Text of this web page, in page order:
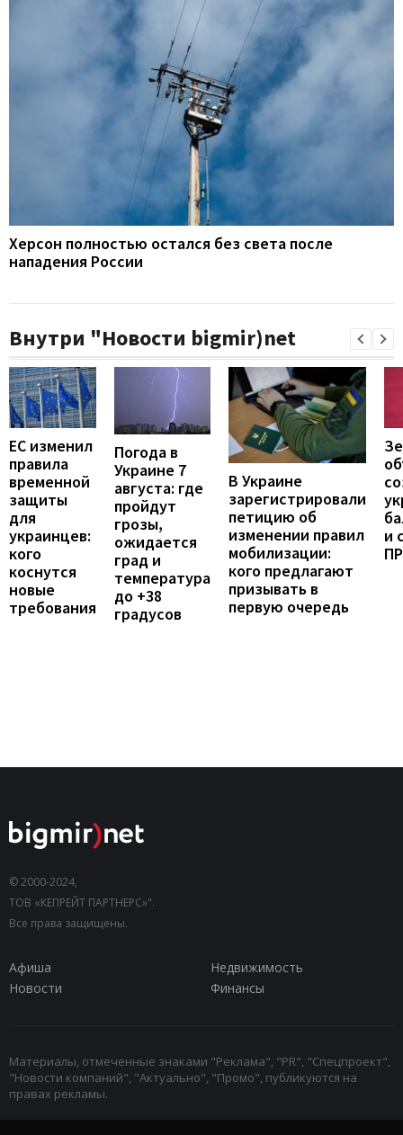
Херсон полностью остался без света после
нападения России
Внутри "Новости bigmir)net
ЕС изменил
правила
временной
защиты
для
украинцев:
кого
коснутся
новые
требования
Погода в
Украине 7
августа: где
пройдут
грозы,
ожидается
град и
температура
до +38
градусов
В Украине
зарегистрировали
петицию об
изменении правил
мобилизации:
кого предлагают
призывать в
первую очередь
и
© 2000-2024,
ТОВ «КЕПРЕЙТ ПАРТНЕРС»".
Все права защищены.
Афиша
Недвижимость
Новости
Финансы
Материалы, отмеченные знаками "Реклама", "PR", "Спецпроект",
"Новости компаний", "Актуально", "Промо", публикуются на
правах рекламы.